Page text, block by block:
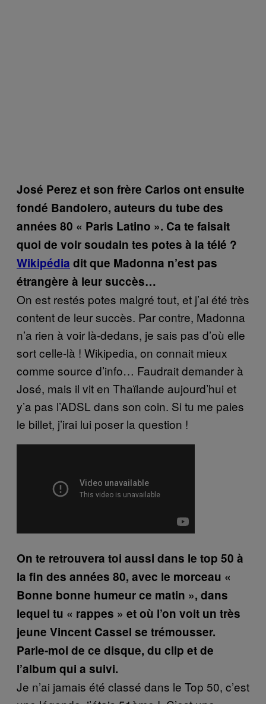
José Perez et son frère Carlos ont ensuite
fondé Bandolero, auteurs du tube des
années 80 « Paris Latino ». Ca te faisait
quoi de voir soudain tes potes à la télé ?
Wikipédia dit que Madonna n’est pas
étrangère à leur succès…
On est restés potes malgré tout, et j’ai été très
content de leur succès. Par contre, Madonna
n’a rien à voir là-dedans, je sais pas d’où elle
sort celle-là ! Wikipedia, on connait mieux
comme source d’info… Faudrait demander à
José, mais il vit en Thaïlande aujourd’hui et
y’a pas l’ADSL dans son coin. Si tu me paies
le billet, j’irai lui poser la question !
On te retrouvera toi aussi dans le top 50 à
la fin des années 80, avec le morceau «
Bonne bonne humeur ce matin », dans
lequel tu « rappes » et où l’on voit un très
jeune Vincent Cassel se trémousser.
Parle-moi de ce disque, du clip et de
l’album qui a suivi.
Je n’ai jamais été classé dans le Top 50, c’est